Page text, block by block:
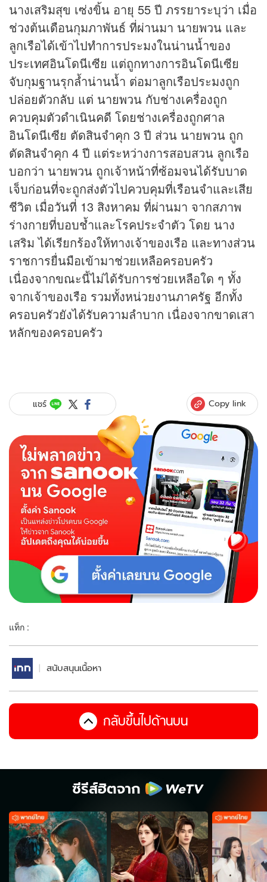
นางเสริมสุข เซ่งขิ้น อายุ 55 ปี ภรรยาระบุว่า เมื่อ
ช่วงต้นเดือนกุมภาพันธ์ ที่ผ่านมา นายพวน และ
ลูกเรือได้เข้าไปทำการประมงในน่านน้ำของ
ประเทศอินโดนีเซีย แต่ถูกทางการอินโดนีเซีย
จับกุมฐานรุกล้ำน่านน้ำ ต่อมาลูกเรือประมงถูก
ปล่อยตัวกลับ แต่ นายพวน กับช่างเครื่องถูก
ควบคุมตัวดำเนินคดี โดยช่างเครื่องถูกศาล
อินโดนีเซีย ตัดสินจำคุก 3 ปี ส่วน นายพวน ถูก
ตัดสินจำคุก 4 ปี แต่ระหว่างการสอบสวน ลูกเรือ
บอกว่า นายพวน ถูกเจ้าหน้าที่ซ้อมจนได้รับบาด
เจ็บก่อนที่จะถูกส่งตัวไปควบคุมที่เรือนจำและเสีย
ชีวิต เมื่อวันที่ 13 สิงหาคม ที่ผ่านมา จากสภาพ
ร่างกายที่บอบช้ำและโรคประจำตัว โดย นาง
เสริม ได้เรียกร้องให้ทางเจ้าของเรือ และทางส่วน
ราชการยื่นมือเข้ามาช่วยเหลือครอบครัว
เนื่องจากขณะนี้ไม่ได้รับการช่วยเหลือใด ๆ ทั้ง
จากเจ้าของเรือ รวมทั้งหน่วยงานภาครัฐ อีกทั้ง
ครอบครัวยังได้รับความลำบาก เนื่องจากขาดเสา
หลักของครอบครัว
แชร์ Copy link
แท็ก :
สนับสนุนเนื้อหา
กลับขึ้นไปด้านบน
ซีรีส์ฮิตจาก